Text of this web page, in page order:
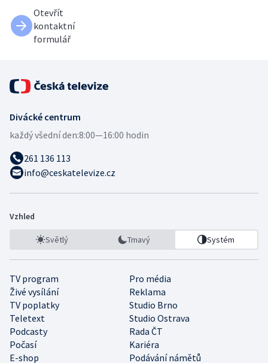
Otevřít
kontaktní
formulář
Divácké centrum
každý všední den:8:00—16:00 hodin
261 136 113
info@ceskatelevize.cz
Vzhled
Světlý Tmavý Systém
TV program
Pro média
Živé vysílání
Reklama
TV poplatky
Studio Brno
Teletext
Studio Ostrava
Podcasty
Rada ČT
Počasí
Kariéra
E-shop
Podávání námětů